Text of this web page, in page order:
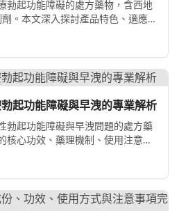
勃起功能障礙的處方藥物，含西地
。本文深入探討產品特色、適應
起功能障礙與早洩的專業解析
勃起功能障礙與早洩問題的處方藥
核心功效、藥理機制、使用注意事